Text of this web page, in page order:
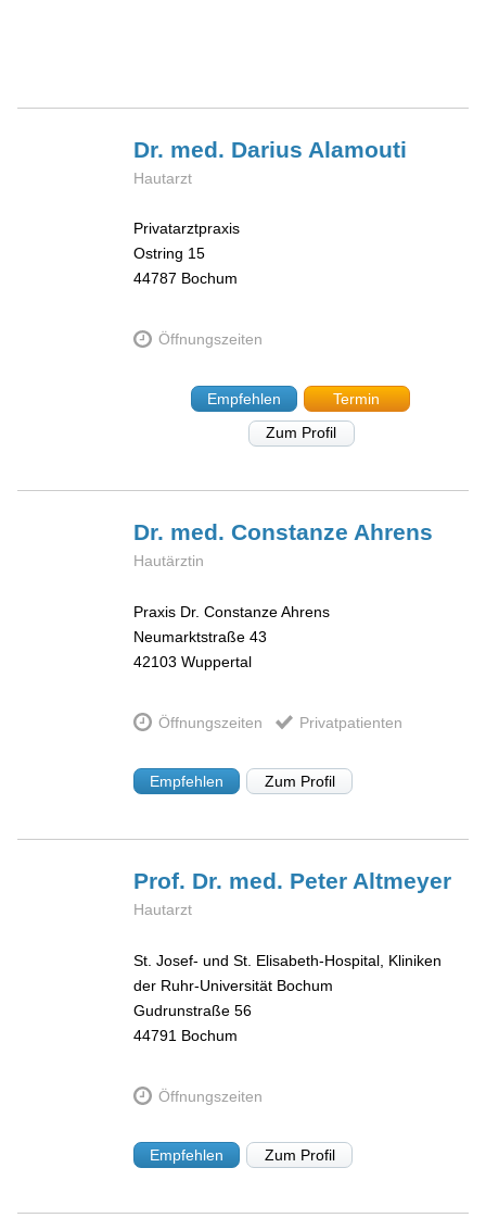
Dr. med. Darius Alamouti
Hautarzt
Privatarztpraxis
Ostring 15
44787 Bochum
Öffnungszeiten
Empfehlen
Termin
Zum Profil
Dr. med. Constanze Ahrens
Hautärztin
Praxis Dr. Constanze Ahrens
Neumarktstraße 43
42103 Wuppertal
Öffnungszeiten Privatpatienten
Empfehlen Zum Profil
Prof. Dr. med. Peter Altmeyer
Hautarzt
St. Josef- und St. Elisabeth-Hospital, Kliniken
der Ruhr-Universität Bochum
Gudrunstraße 56
44791 Bochum
Öffnungszeiten
Empfehlen Zum Profil